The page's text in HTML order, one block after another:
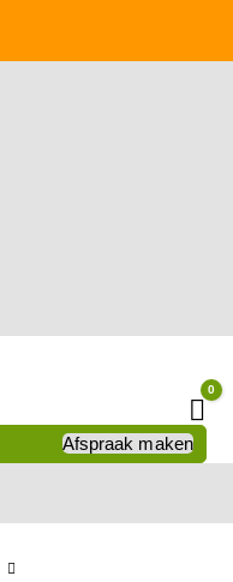
0
Afspraak maken